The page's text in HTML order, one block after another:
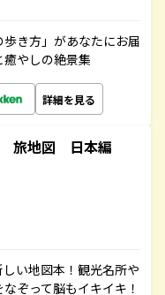
き方」があなたにお届
やしの絶景集
詳細を見る
旅地図 日本編
い地図本！観光名所や
ぞって脳もイキイキ！